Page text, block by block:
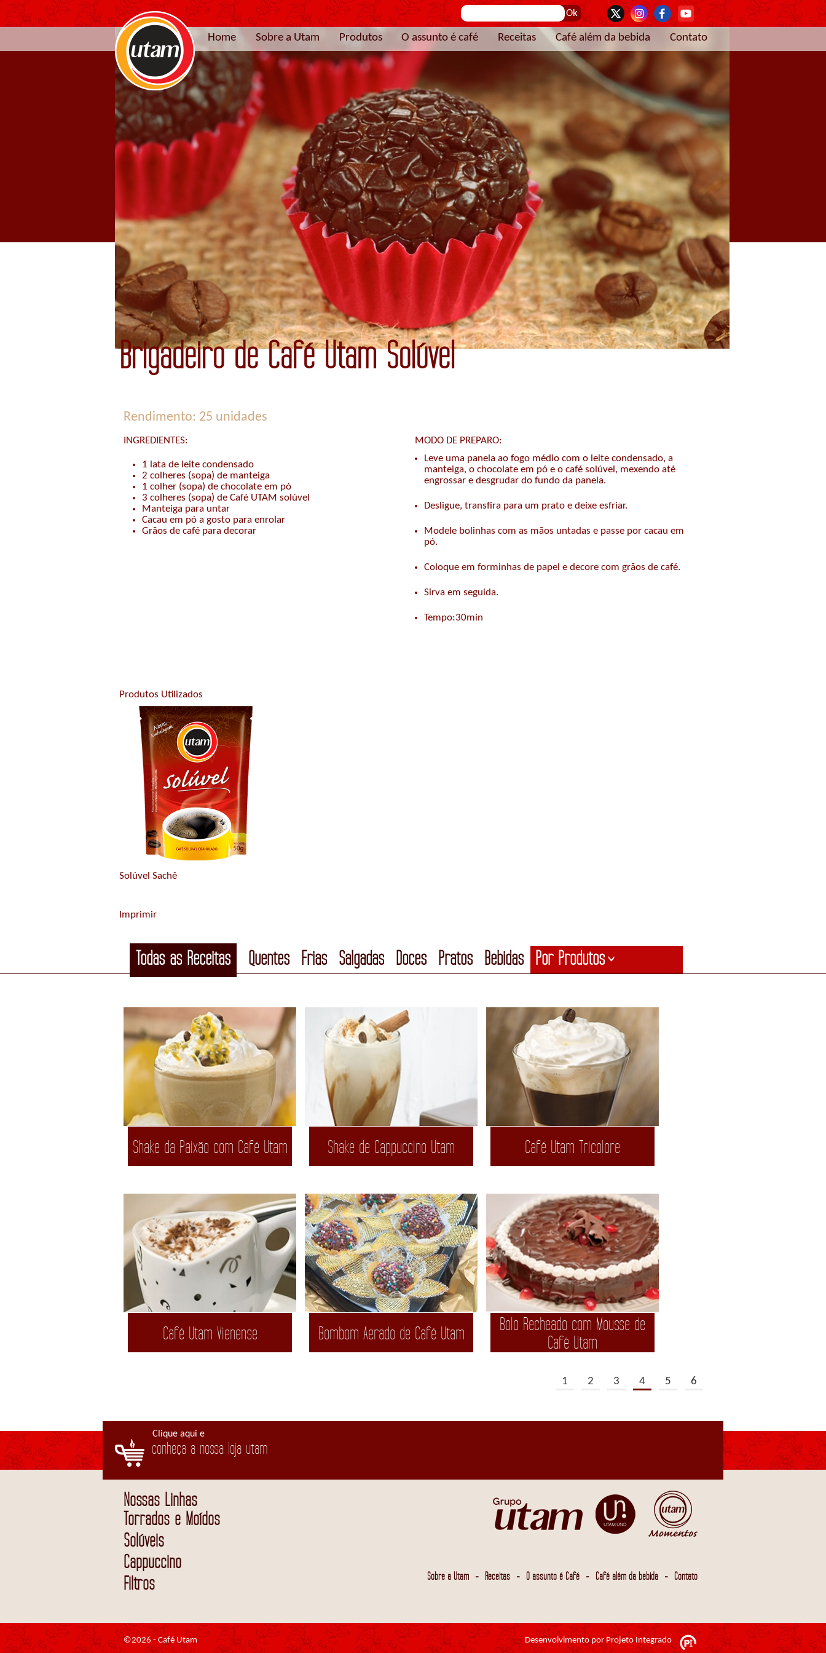
Home Sobre a Utam Produtos O assunto é café Receitas Café além da bebida Contato
Brigadeiro de Café Utam Solúvel
Rendimento: 25 unidades
INGREDIENTES:
1 lata de leite condensado
2 colheres (sopa) de manteiga
1 colher (sopa) de chocolate em pó
3 colheres (sopa) de Café UTAM solúvel
Manteiga para untar
Cacau em pó a gosto para enrolar
Grãos de café para decorar
MODO DE PREPARO:
Leve uma panela ao fogo médio com o leite condensado, a
manteiga, o chocolate em pó e o café solúvel, mexendo até
engrossar e desgrudar do fundo da panela.
Desligue, transfira para um prato e deixe esfriar.
Modele bolinhas com as mãos untadas e passe por cacau em
pó.
Coloque em forminhas de papel e decore com grãos de café.
Sirva em seguida.
Tempo:30min
Produtos Utilizados
Solúvel Sachê
Imprimir
Todas as Receitas Quentes Frias Salgadas Doces Pratos Bebidas Por Produtos>
Shake da Paixão com Café Utam Shake de Cappuccino Utam Café Utam Tricolore
Café Utam Vienense Bombom Aerado de Café Utam
Bolo Recheado com Mousse de
Café Utam
1 2 3 4 5 6
Clique aqui e
conheça a nossa loja utam
Nossas Linhas
Torrados e Moídos
Solúveis
Cappuccino
Filtros
Sobre a Utam - Receitas - O assunto é Café - Café além da bebida - Contato
©2026 - Café Utam Desenvolvimento por Projeto Integrado